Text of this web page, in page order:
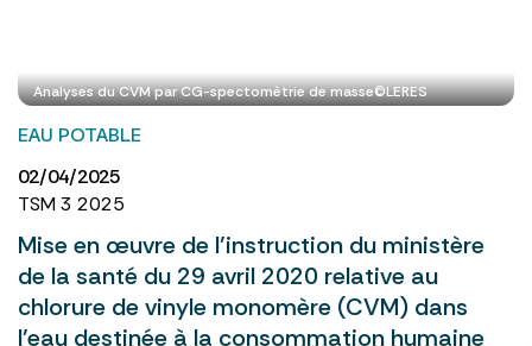
Analyses du CVM par CG-spectomètrie de masse©LERES
EAU POTABLE
02/04/2025
TSM 3 2025
Mise en œuvre de l’instruction du ministère
de la santé du 29 avril 2020 relative au
chlorure de vinyle monomère (CVM) dans
l’eau destinée à la consommation humaine